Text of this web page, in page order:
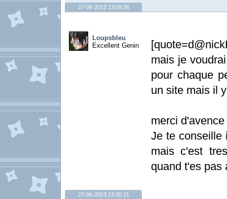
27-06-2013 13:09:36
Loupsbleu
Excellent Genin
mais je
pour chaque
un site mais il
merci d'avence
Je te conseille
mais c'est
quand t'es pas
27-06-2013 13:30:21